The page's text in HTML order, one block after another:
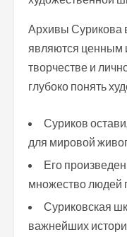
Архивы Сурикова
являются ценным
творчестве и
глубоко понять
Суриков
для мировой
Его
множество людей
Суриковская
важнейших